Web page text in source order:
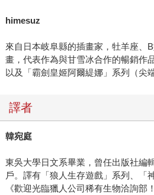
himesuz
來自日本岐阜縣的插畫家，牡羊座、
畫，代表作為與甘雪冰合作的暢銷作
以及「霸劍皇姬阿爾緹娜」系列（尖
譯者
韓宛庭
東吳大學日文系畢業，曾任出版社編
戶。譯有「狼人生存遊戲」系列、「
《歡迎光臨獵人公司稀有生物洽詢部